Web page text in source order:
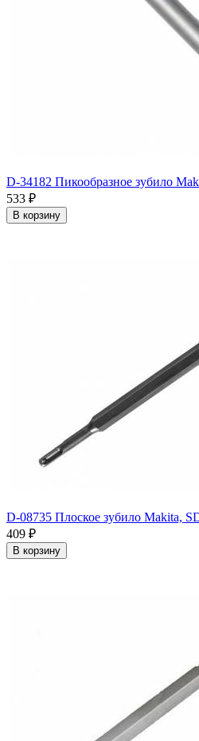
D-34182 Пикообразное зубило
533 ₽
В корзину
D-08735 Плоское зубило Makita,
409 ₽
В корзину